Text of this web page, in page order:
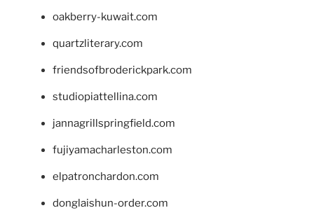
oakberry-kuwait.com
quartzliterary.com
friendsofbroderickpark.com
studiopiattellina.com
jannagrillspringfield.com
fujiyamacharleston.com
elpatronchardon.com
donglaishun-order.com